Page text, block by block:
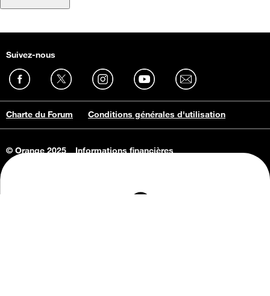
Suivez-nous
Charte du Forum Conditions générales d'utilisation
© Orange 2025
Informations financières